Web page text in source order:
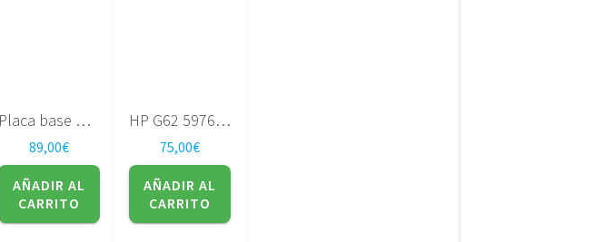
Placa base HP 502638-001 DV5
89,00€
AÑADIR AL
CARRITO
HP G62 597674-001
75,00€
AÑADIR AL
CARRITO